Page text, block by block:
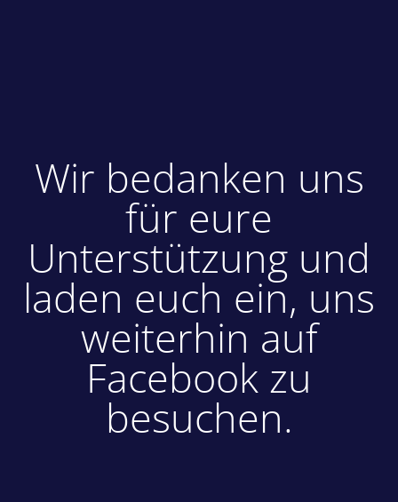
Wir bedanken uns
für eure
Unterstützung und
laden euch ein, uns
weiterhin auf
Facebook zu
besuchen.